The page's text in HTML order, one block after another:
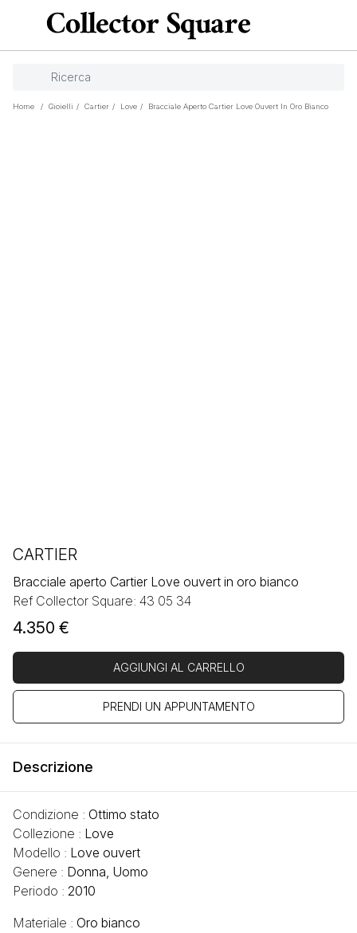
Home / Gioielli / Cartier / Love / Bracciale Aperto Cartier Love Ouvert In Oro Bianco
CARTIER
Bracciale aperto Cartier Love ouvert in oro bianco
Ref Collector Square: 43 05 34
4.350 €
AGGIUNGI AL CARRELLO
PRENDI UN APPUNTAMENTO
Descrizione
Condizione : Ottimo stato
Collezione : Love
Modello : Love ouvert
Genere : Donna, Uomo
Periodo : 2010
Materiale : Oro bianco